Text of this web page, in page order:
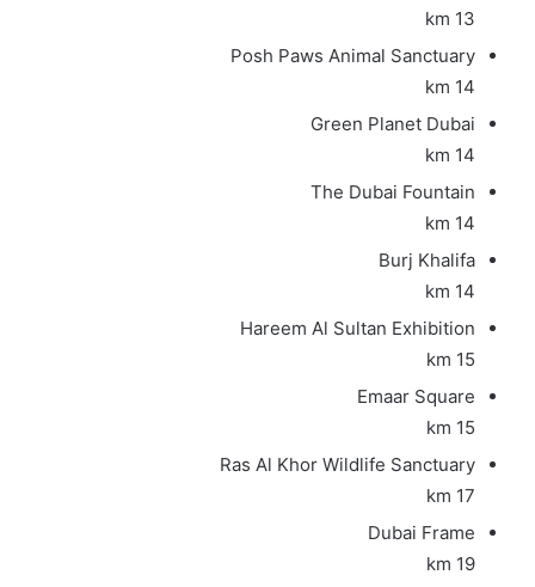
13 km
Posh Paws Animal Sanctuary
14 km
Green Planet Dubai
14 km
The Dubai Fountain
14 km
Burj Khalifa
14 km
Hareem Al Sultan Exhibition
15 km
Emaar Square
15 km
Ras Al Khor Wildlife Sanctuary
17 km
Dubai Frame
19 km